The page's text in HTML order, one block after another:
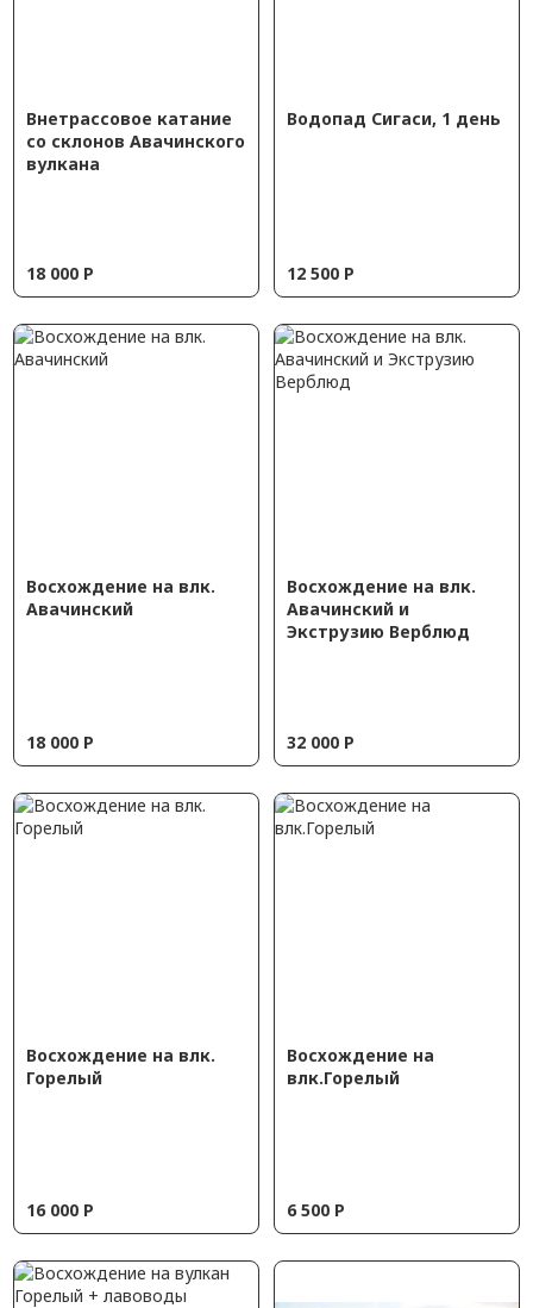
Внетрассовое катание
со склонов Авачинского
вулкана
18 000 Р
Водопад Сигаси, 1 день
12 500 Р
Восхождение на влк.
Авачинский
18 000 Р
Восхождение на влк.
Авачинский и
Экструзию Верблюд
32 000 Р
Восхождение на влк.
Горелый
16 000 Р
Восхождение на
влк.Горелый
6 500 Р